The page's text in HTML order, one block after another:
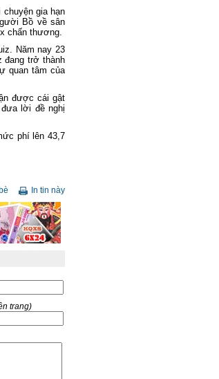
gia hạn
Bồ về sân
chấn thương.
Năm nay 23
đang trở thành
quan tâm của
được cái gật
lời đề nghị
phí lên 43,7
In tin này
trang)